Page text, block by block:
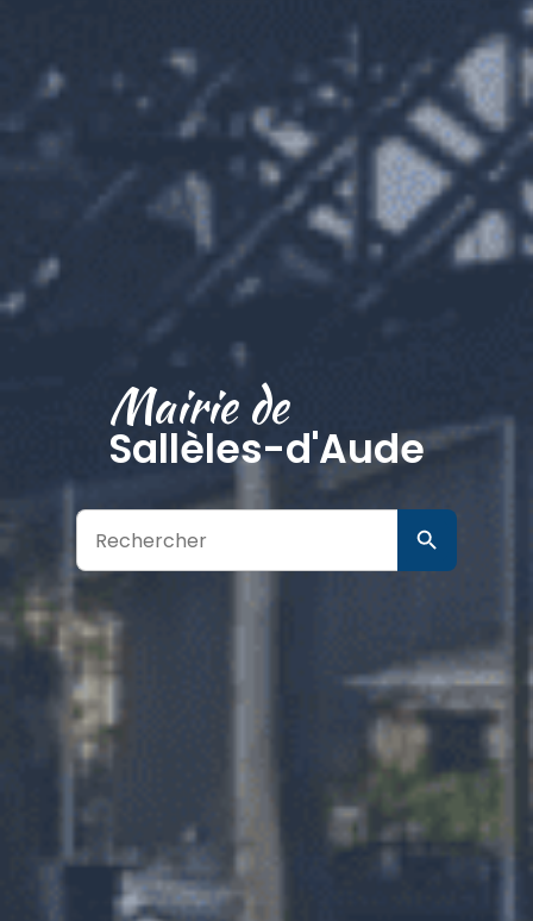
Mairie de
Sallèles-d'Aude
Search
for:
Search Button